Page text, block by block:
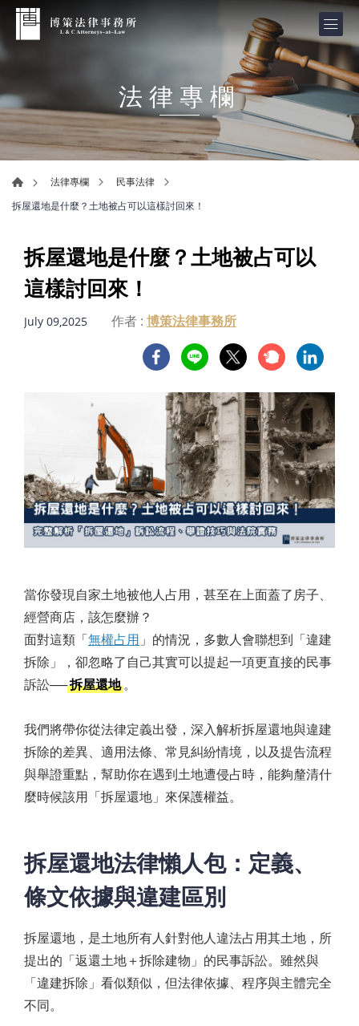
法律專欄
法律專欄
民事法律
拆屋還地是什麼？土地被占可以這樣討回來！
拆屋還地是什麼？土地被占可以
這樣討回來！
July 09,2025 作者 : 博策法律事務所
當你發現自家土地被他人占用，甚至在上面蓋了房子、
經營商店，該怎麼辦？
面對這類「無權占用 」的情況，多數人會聯想到「違建
拆除」，卻忽略了自己其實可以提起一項更直接的民事
訴訟──拆屋還地。
我們將帶你從法律定義出發，深入解析拆屋還地與違建
拆除的差異、適用法條、常見糾紛情境，以及提告流程
與舉證重點，幫助你在遇到土地遭侵占時，能夠釐清什
麼時候該用「拆屋還地」來保護權益。
拆屋還地法律懶人包：定義、
條文依據與違建區別
拆屋還地，是土地所有人針對他人違法占用其土地，所
提出的「返還土地＋拆除建物」的民事訴訟。雖然與
「違建拆除」看似類似，但法律依據、程序與主體完全
不同。